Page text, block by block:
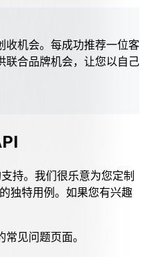
收机会。每成功推荐一位客
联合品牌机会，让您以自己
持。我们很乐意为您定制
独特用例。如果您有兴趣
见问题页面。